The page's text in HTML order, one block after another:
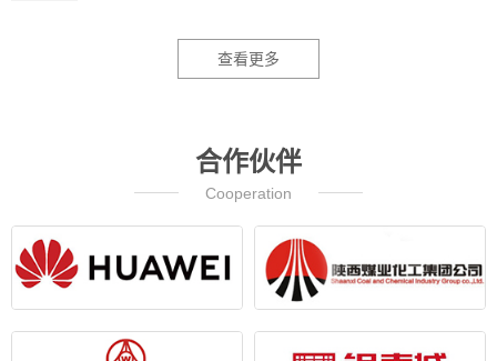
查看更多
合作伙伴
Cooperation